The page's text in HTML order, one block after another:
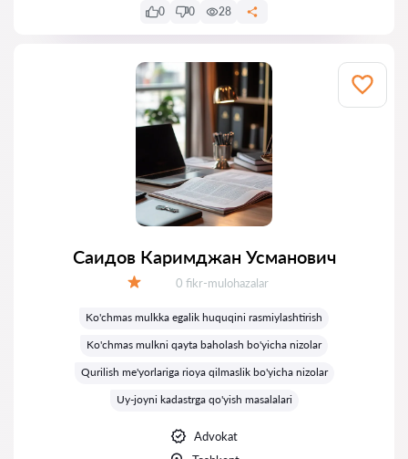
0 0 28
Саидов Каримджан Усманович
Fikrlar:
0 fikr-mulohazalar
Ko'chmas mulkka egalik huquqini rasmiylashtirish
Ko'chmas mulkni qayta baholash bo'yicha nizolar
Qurilish me'yorlariga rioya qilmaslik bo'yicha nizolar
Uy-joyni kadastrga qo'yish masalalari
Advokat